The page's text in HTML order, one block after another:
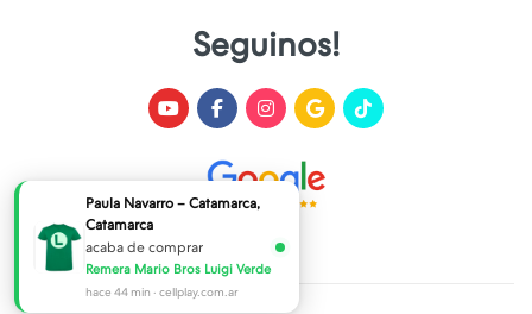
Seguinos!
Paula Navarro – Catamarca,
Catamarca
acaba de comprar
Remera Mario Bros Luigi Verde
hace 44 min · cellplay.com.ar